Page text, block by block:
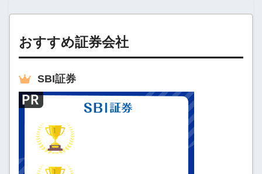
おすすめ証券会社
SBI証券